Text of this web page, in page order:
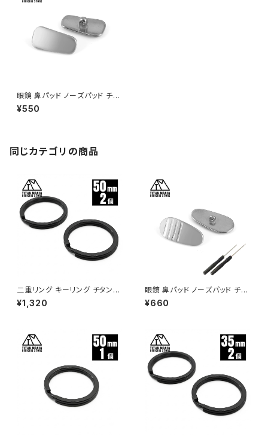
眼鏡 鼻パッド ノーズパッド チタ
ン製 Ver3 超軽量 ネジ式 メガ
ネパット 鼻パット チタンメタルパ
¥550
同じカテゴリの商品
二重リング キーリング チタン製
ブラック 50mm×2個 超軽量 頑
丈 サビに強い 二重丸カン スプ
¥1,320
眼鏡 鼻パッド ノーズパッド チタ
ン製 Ver1 超軽量 ネジ式 メガ
ネパット 鼻パット チタンメタルパ
¥660